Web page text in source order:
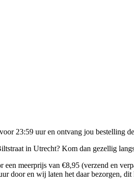
23:59 uur en ontvang jou bestelling
in Utrecht? Kom dan gezellig
een meerprijs van €8,95 (verzend en
door en wij laten het daar bezorgen,